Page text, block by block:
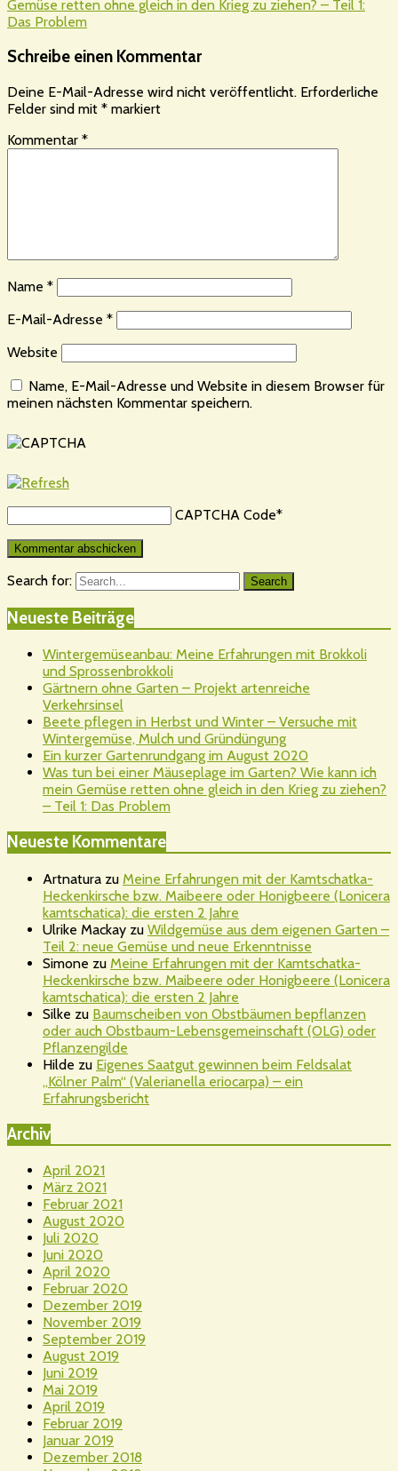
Gemüse retten ohne gleich in den Krieg zu ziehen? – Teil 1:
Das Problem
Schreibe einen Kommentar
Deine E-Mail-Adresse wird nicht veröffentlicht. Erforderliche
Felder sind mit * markiert
Kommentar *
Name *
E-Mail-Adresse *
Website
Name, E-Mail-Adresse und Website in diesem Browser für
meinen nächsten Kommentar speichern.
CAPTCHA Code*
Search for: Search
Neueste Beiträge
Wintergemüseanbau: Meine Erfahrungen mit Brokkoli
und Sprossenbrokkoli
Gärtnern ohne Garten – Projekt artenreiche
Verkehrsinsel
Beete pflegen in Herbst und Winter – Versuche mit
Wintergemüse, Mulch und Gründüngung
Ein kurzer Gartenrundgang im August 2020
Was tun bei einer Mäuseplage im Garten? Wie kann ich
mein Gemüse retten ohne gleich in den Krieg zu ziehen?
– Teil 1: Das Problem
Neueste Kommentare
Artnatura zu Meine Erfahrungen mit der Kamtschatka-
Heckenkirsche bzw. Maibeere oder Honigbeere (Lonicera
kamtschatica): die ersten 2 Jahre
Ulrike Mackay zu Wildgemüse aus dem eigenen Garten –
Teil 2: neue Gemüse und neue Erkenntnisse
Simone zu Meine Erfahrungen mit der Kamtschatka-
Heckenkirsche bzw. Maibeere oder Honigbeere (Lonicera
kamtschatica): die ersten 2 Jahre
Silke zu Baumscheiben von Obstbäumen bepflanzen
oder auch Obstbaum-Lebensgemeinschaft (OLG) oder
Pflanzengilde
Hilde zu Eigenes Saatgut gewinnen beim Feldsalat
„Kölner Palm“ (Valerianella eriocarpa) – ein
Erfahrungsbericht
Archiv
April 2021
März 2021
Februar 2021
August 2020
Juli 2020
Juni 2020
April 2020
Februar 2020
Dezember 2019
November 2019
September 2019
August 2019
Juni 2019
Mai 2019
April 2019
Februar 2019
Januar 2019
Dezember 2018